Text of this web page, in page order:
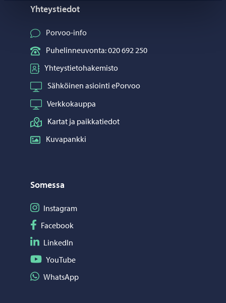
Yhteystiedot
Porvoo-info
Puhelinneuvonta: 020 692 250
Yhteystietohakemisto
Sähköinen asiointi ePorvoo
Verkkokauppa
Kartat ja paikkatiedot
Kuvapankki
Somessa
Seuraa Instagram
Instagram
Seuraa Facebook
Facebook
Seuraa LinkedIn
LinkedIn
Seuraa YouTube
YouTube
Jaa WhatsApp
WhatsApp